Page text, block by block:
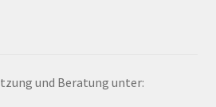
und Beratung unter: